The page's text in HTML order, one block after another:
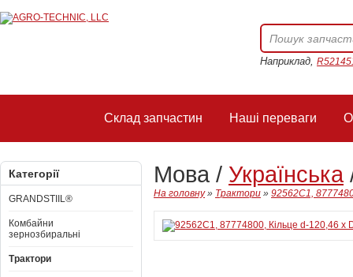
Наприклад,
Склад запчастин Наші переваги
Категорії
GRANDSTIIL®
Комбайни
зернозбиральні
Трактори
Мова / Українська
На головну» Трактори » 92562C1,